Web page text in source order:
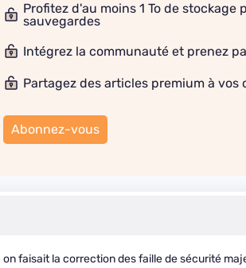
Profitez d'au moins 1 To de stockage
sauvegardes
Intégrez la communauté et prenez
Partagez des articles premium à vos
Abonnez-vous
faisait la correction des faille de sécurité